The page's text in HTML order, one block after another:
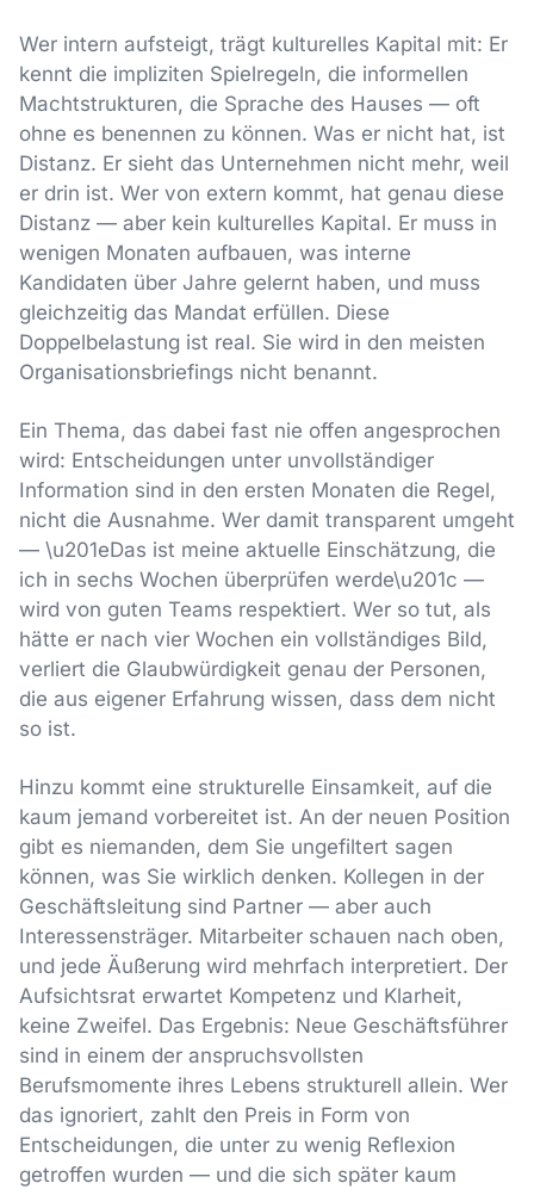
Wer intern aufsteigt, trägt kulturelles Kapital mit: Er
kennt die impliziten Spielregeln, die informellen
Machtstrukturen, die Sprache des Hauses — oft
ohne es benennen zu können. Was er nicht hat, ist
Distanz. Er sieht das Unternehmen nicht mehr, weil
er drin ist. Wer von extern kommt, hat genau diese
Distanz — aber kein kulturelles Kapital. Er muss in
wenigen Monaten aufbauen, was interne
Kandidaten über Jahre gelernt haben, und muss
gleichzeitig das Mandat erfüllen. Diese
Doppelbelastung ist real. Sie wird in den meisten
Organisationsbriefings nicht benannt.
Ein Thema, das dabei fast nie offen angesprochen
wird: Entscheidungen unter unvollständiger
Information sind in den ersten Monaten die Regel,
nicht die Ausnahme. Wer damit transparent umgeht
— \u201eDas ist meine aktuelle Einschätzung, die
ich in sechs Wochen überprüfen werde\u201c —
wird von guten Teams respektiert. Wer so tut, als
hätte er nach vier Wochen ein vollständiges Bild,
verliert die Glaubwürdigkeit genau der Personen,
die aus eigener Erfahrung wissen, dass dem nicht
so ist.
Hinzu kommt eine strukturelle Einsamkeit, auf die
kaum jemand vorbereitet ist. An der neuen Position
gibt es niemanden, dem Sie ungefiltert sagen
können, was Sie wirklich denken. Kollegen in der
Geschäftsleitung sind Partner — aber auch
Interessensträger. Mitarbeiter schauen nach oben,
und jede Äußerung wird mehrfach interpretiert. Der
Aufsichtsrat erwartet Kompetenz und Klarheit,
keine Zweifel. Das Ergebnis: Neue Geschäftsführer
sind in einem der anspruchsvollsten
Berufsmomente ihres Lebens strukturell allein. Wer
das ignoriert, zahlt den Preis in Form von
Entscheidungen, die unter zu wenig Reflexion
getroffen wurden — und die sich später kaum